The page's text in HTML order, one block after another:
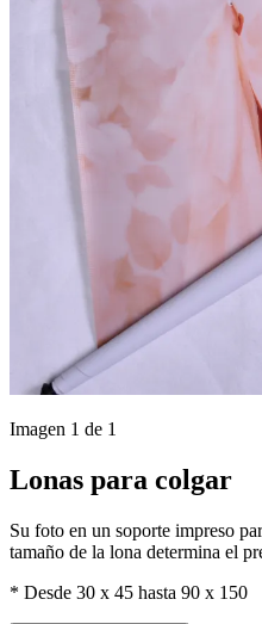
Imagen 1 de 1
Lonas para colgar
Su foto en un soporte impreso
tamaño de la lona determina el
* Desde 30 x 45 hasta 90 x 150